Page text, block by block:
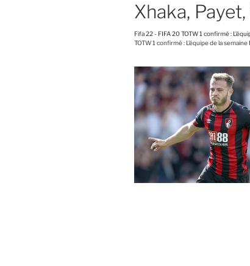
Xhaka,
Fifa 22- FIFA 20 TOTW 1 confirmé :
TOTW 1 confirmé : L’équipe de la